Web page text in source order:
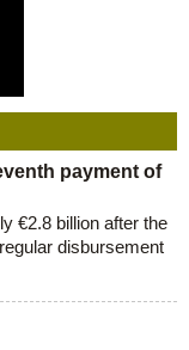
payment of
€2.8 billion after the
disbursement